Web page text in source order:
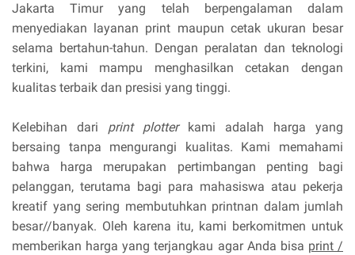
Jakarta Timur yang telah berpengalaman dalam
menyediakan layanan print maupun cetak ukuran besar
selama bertahun-tahun. Dengan peralatan dan teknologi
terkini, kami mampu menghasilkan cetakan dengan
kualitas terbaik dan presisi yang tinggi.
Kelebihan dari print plotterkami adalah harga yang
bersaing tanpa mengurangi kualitas. Kami memahami
bahwa harga merupakan pertimbangan penting bagi
pelanggan, terutama bagi para mahasiswa atau pekerja
kreatif yang sering membutuhkan printnan dalam jumlah
besar//banyak. Oleh karena itu, kami berkomitmen untuk
memberikan harga yang terjangkau agar Anda bisa print /